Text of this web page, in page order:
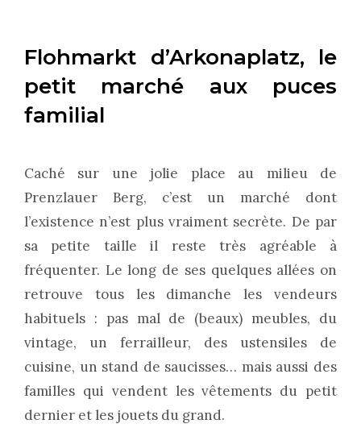
Flohmarkt d’Arkonaplatz, le
petit marché aux puces
familial
Caché sur une jolie place au milieu de
Prenzlauer Berg, c’est un marché dont
l’existence n’est plus vraiment secrète. De par
sa petite taille il reste très agréable à
fréquenter. Le long de ses quelques allées on
retrouve tous les dimanche les vendeurs
habituels : pas mal de (beaux) meubles, du
vintage, un ferrailleur, des ustensiles de
cuisine, un stand de saucisses… mais aussi des
familles qui vendent les vêtements du petit
dernier et les jouets du grand.